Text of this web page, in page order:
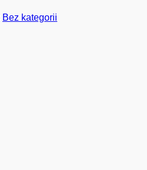
Bez kategorii